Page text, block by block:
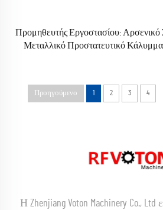
Προμηθευτής Εργοστασίου: Αρσενικό
Μεταλλικό Προστατευτικό
Προηγούμενο 1 2 3 4
Η Zhenjiang Voton Machinery Co., Ltd